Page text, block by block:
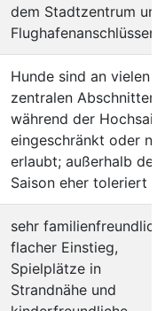
dem Stadtzentrum und
Flughafenanschlüssen
Hunde sind an vielen
zentralen Abschnitten
während der
eingeschränkt oder
erlaubt; außerhalb der
Saison eher toleriert
sehr familienfreundlich:
flacher Einstieg,
Spielplätze in
Strandnähe und